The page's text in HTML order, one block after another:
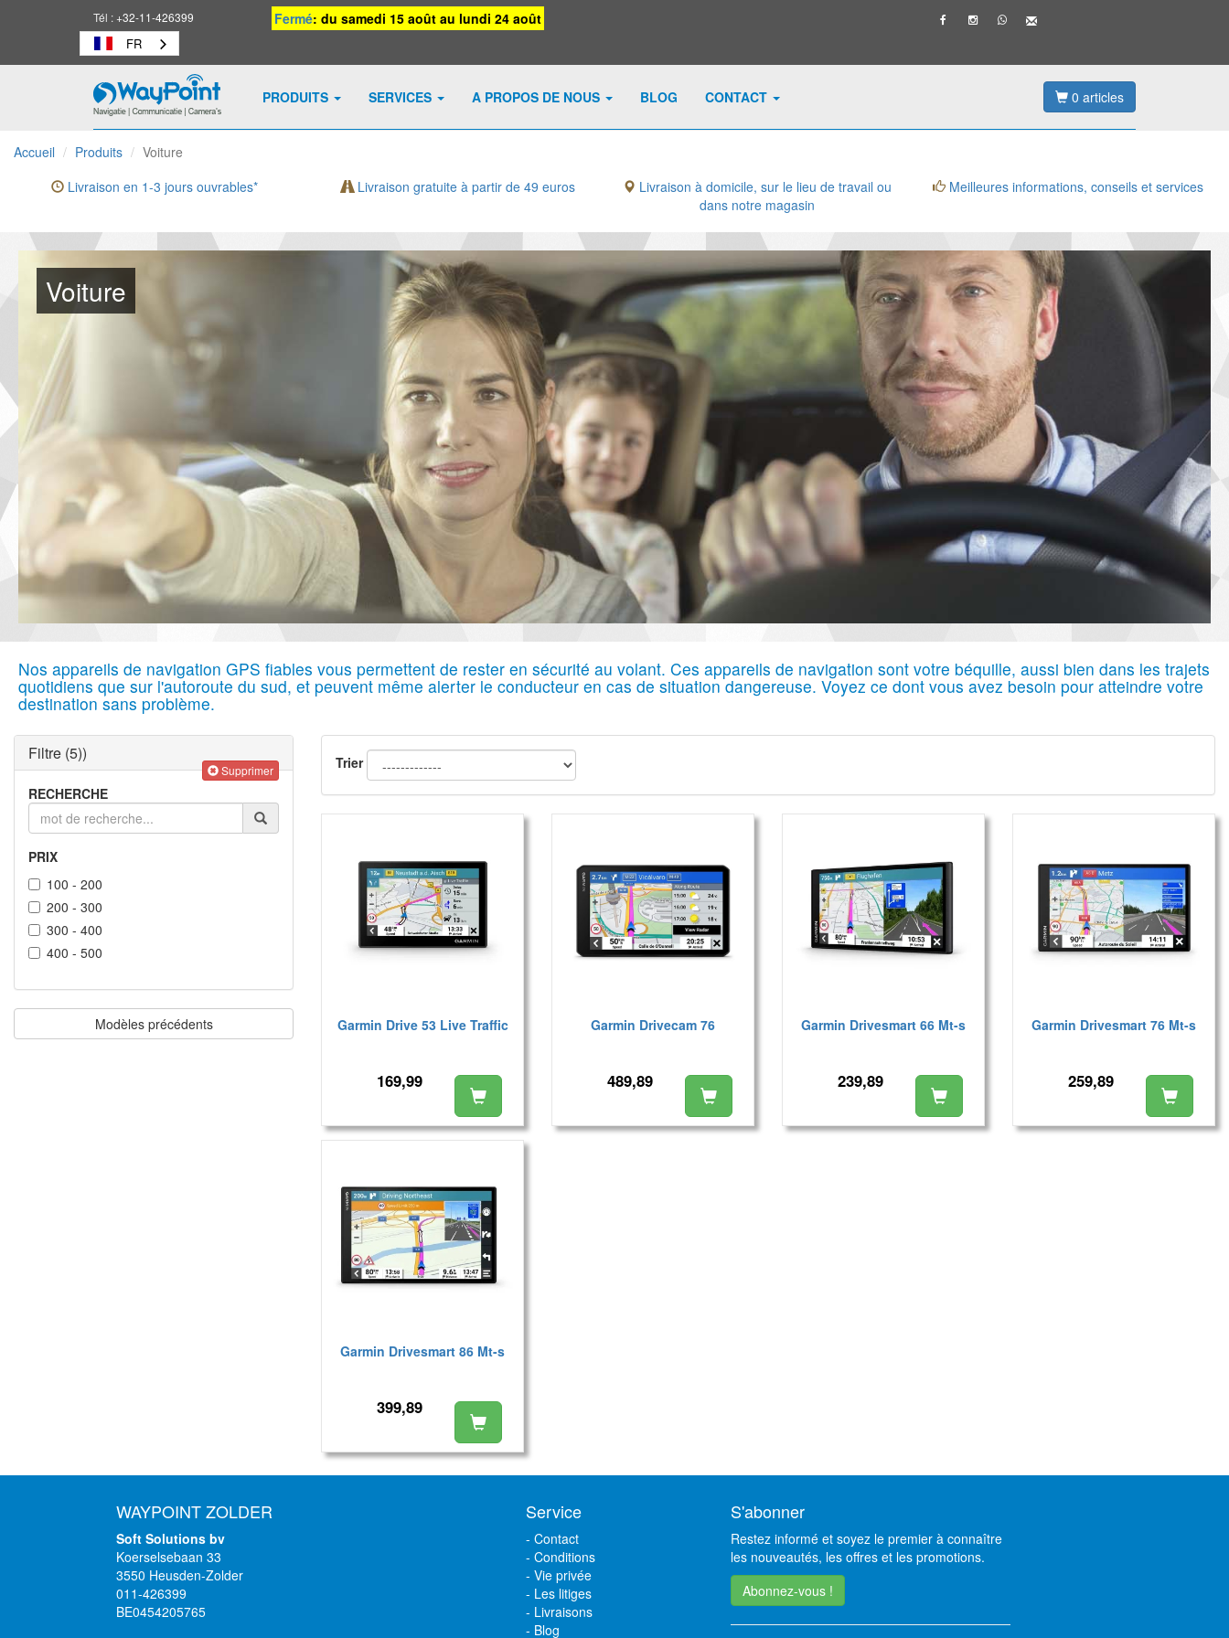
Tél :+32-11-426399 Fermé: du samedi 15 août au lundi 24 août
FR
Waypoint
vers
la
page
PRODUITS SERVICES A PROPOS DE NOUS BLOG CONTACT 0 articles
Accueil Produits
Voiture
Livraison en 1-3 jours ouvrables*
Livraison gratuite à partir de 49 euros
Livraison à domicile, sur le lieu de travail ou
dans notre magasin
Meilleures informations, conseils et services
Voiture
Nos appareils de navigation GPS fiables vous permettent de rester en sécurité au volant. Ces appareils de navigation sont votre béquille, aussi bien dans les trajets
quotidiens que sur l'autoroute du sud, et peuvent même alerter le conducteur en cas de situation dangereuse. Voyez ce dont vous avez besoin pour atteindre votre
destination sans problème.
Trier
Garmin Drive 53 Live Traffic
169,99
Garmin Drivecam 76
489,89
Garmin Drivesmart 66 Mt-s
239,89
Garmin Drivesmart 76 Mt-s
259,89
Garmin Drivesmart 86 Mt-s
399,89
Filtre (5))
Supprimer
RECHERCHE
PRIX
100 - 200
200 - 300
300 - 400
400 - 500
Modèles précédents
WAYPOINT ZOLDER
Soft Solutions bv
Koerselsebaan 33
3550 Heusden-Zolder
011-426399
BE0454205765
Service
- Contact
- Conditions
- Vie privée
- Les litiges
- Livraisons
- Blog
S'abonner
Restez informé et soyez le premier à connaître
les nouveautés, les offres et les promotions.
Abonnez-vous !